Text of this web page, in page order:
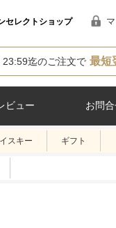
セレクトショップ
23:59迄のご注文で 最短
ビュー お問
スキー ギフト